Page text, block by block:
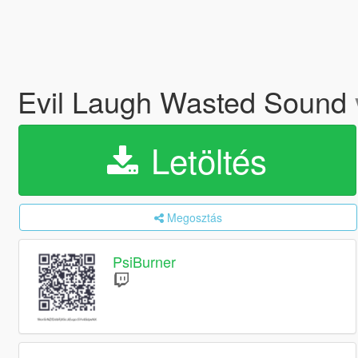
Evil Laugh Wasted Sound
Letöltés
Megosztás
PsiBurner